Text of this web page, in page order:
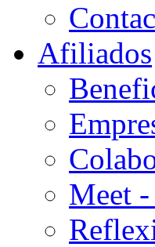
Afiliados
Meet